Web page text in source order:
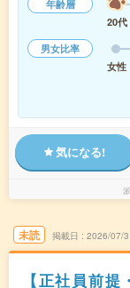
年齢層
20代
男女比率
女性
気になる!
未読 掲載日 2026/07/
【正社員前